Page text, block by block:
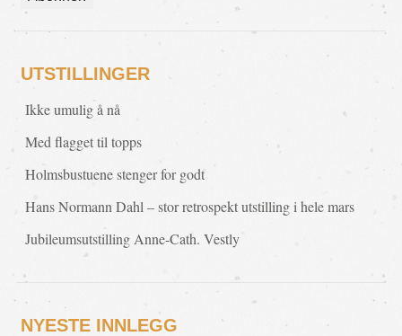
UTSTILLINGER
Ikke umulig å nå
Med flagget til topps
Holmsbustuene stenger for godt
Hans Normann Dahl – stor retrospekt utstilling i hele mars
Jubileumsutstilling Anne-Cath. Vestly
NYESTE INNLEGG